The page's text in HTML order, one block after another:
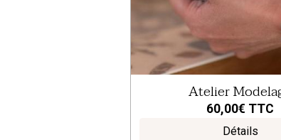
Atelier
60,00€ TTC
Détails